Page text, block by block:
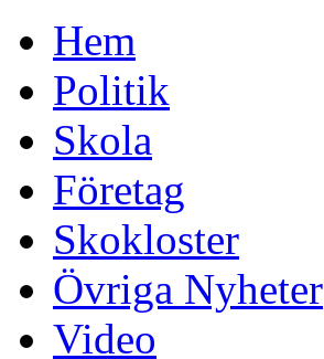
Hem
Politik
Skola
Företag
Skokloster
Övriga Nyheter
Video